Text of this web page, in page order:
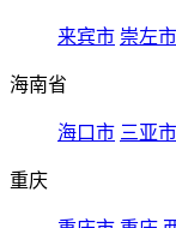
来宾市 崇左市
海南省
海口市 三亚市
重庆